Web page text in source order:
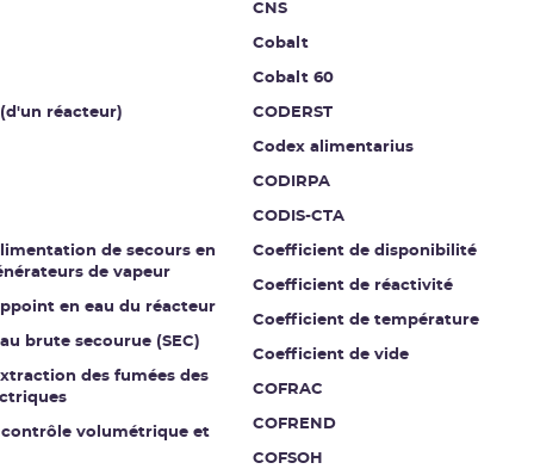
réacteur)
de secours en
de vapeur
en eau du réacteur
brute secourue (SEC)
des fumées des
volumétrique et
CNS
Cobalt
Cobalt 60
CODERST
Codex alimentarius
CODIRPA
CODIS-CTA
Coefficient de disponibilité
Coefficient de réactivité
Coefficient de température
Coefficient de vide
COFRAC
COFREND
COFSOH